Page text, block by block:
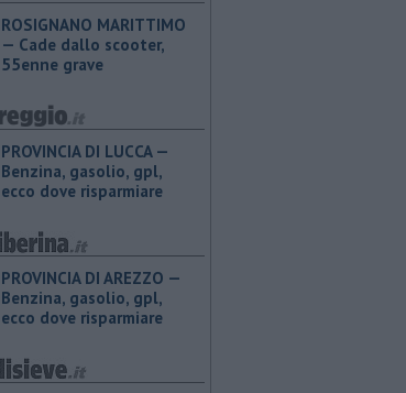
ROSIGNANO MARITTIMO
— Cade dallo scooter,
55enne grave
PROVINCIA DI LUCCA — ​
Benzina, gasolio, gpl,
ecco dove risparmiare
PROVINCIA DI AREZZO — ​
Benzina, gasolio, gpl,
ecco dove risparmiare